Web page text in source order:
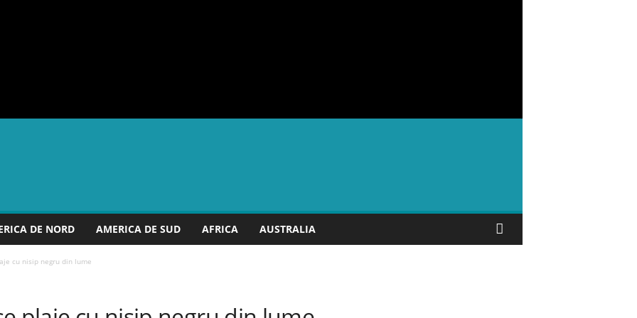
DE NORD AMERICA DE SUD AFRICA AUSTRALIA
cu nisip negru din lume